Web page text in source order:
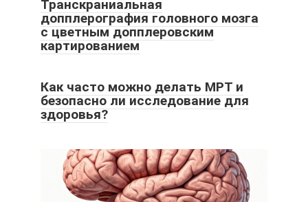
Транскраниальная
допплерография головного мозга
с цветным допплеровским
картированием
Как часто можно делать МРТ и
безопасно ли исследование для
здоровья?